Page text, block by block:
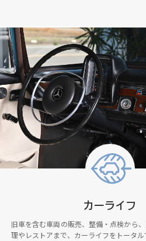
カーライフ
旧車を含む車両の販売、整備・点検から
理やレストアまで、カーライフをトータル